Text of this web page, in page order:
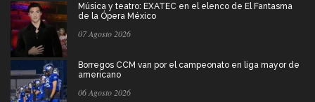
Música y teatro: EXATEC en el elenco de El Fantasma
de la Ópera México
07 Agosto 2026
Borregos CCM van por el campeonato en liga mayor de
americano
06 Agosto 2026